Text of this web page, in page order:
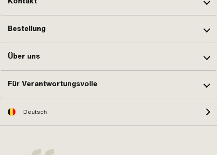
Bestellung
Über uns
Für Verantwortungsvolle
Deutsch